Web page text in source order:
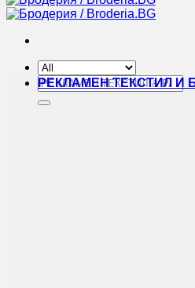
Търсене
за:
РЕКЛАМЕН ТЕКСТИЛ И